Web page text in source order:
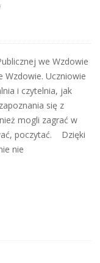
we Wzdowie
Wzdowie. Uczniowie
i czytelnia, jak
się z
mogli zagrać w
poczytać. Dzięki
nie